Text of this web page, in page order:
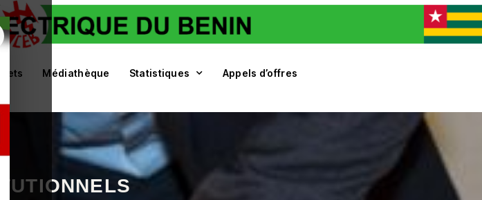
Médiathèque Statistiques Appels d’offres